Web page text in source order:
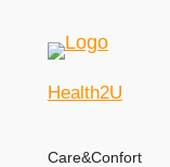
Health2U
Care&Confort